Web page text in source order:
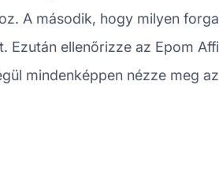
A második, hogy milyen
Ezután ellenőrizze az Epom
mindenképpen nézze meg